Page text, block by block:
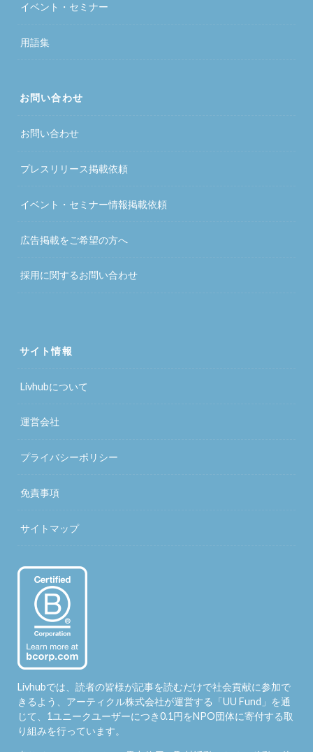
イベント・セミナー
用語集
お問い合わせ
お問い合わせ
プレスリリース掲載依頼
イベント・セミナー情報掲載依頼
広告掲載をご希望の方へ
採用に関するお問い合わせ
サイト情報
Livhubについて
運営会社
プライバシーポリシー
免責事項
サイトマップ
Livhubでは、読者の皆様が記事を読むだけで社会貢献に参加で
きるよう、アーティクル株式会社が運営する「UU Fund 」を通
じて、1ユニークユーザーにつき0.1円をNPO団体に寄付する取
り組みを行っています。